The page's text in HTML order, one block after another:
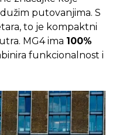
putovanjima. S
to je kompaktni
MG4 ima 100%
funkcionalnost i